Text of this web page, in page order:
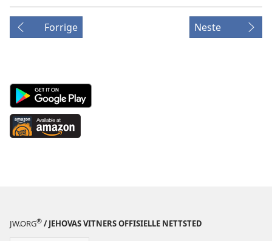
Forrige Neste
Android
App
on
Google
Available
at
JW.ORG® / JEHOVAS VITNERS OFFISIELLE NETTSTED